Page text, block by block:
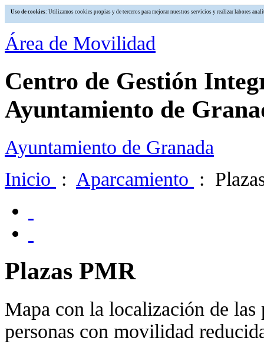
Uso de cookies: Utilizamos cookies propias y de terceros para mejorar nuestros servicios y realizar labores
Área de Movilidad
Centro de Gestión
Ayuntamiento de
Ayuntamiento de Granada
Inicio : Aparcamiento :
Plazas PMR
Mapa con la localización de las
personas con movilidad